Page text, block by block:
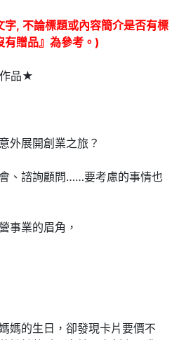
字, 不論標題或內容簡介是否有標
有贈品』為參考。)
品★
外展開創業之旅？
、諮詢顧問……要考慮的事情也
事業的眉角，
媽的生日，卻發現卡片要價不